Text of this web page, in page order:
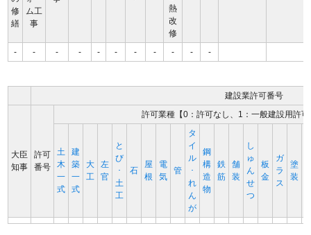
修
繕
ム工
事
熱
改
修
- - - - - - - - - - -
建設業許可番号
大臣
知事
許可
番号
許可業種【0：許可なし、1：一般建設用許
土
木
一
式
建
築
一
式
大
工
左
官
と
び
･
土
工
石
屋
根
電
気
管
タ
イ
ル
･
れ
ん
が
鋼
構
造
物
鉄
筋
舗
装
し
ゅ
ん
せ
つ
板
金
ガ
ラ
ス
塗
装